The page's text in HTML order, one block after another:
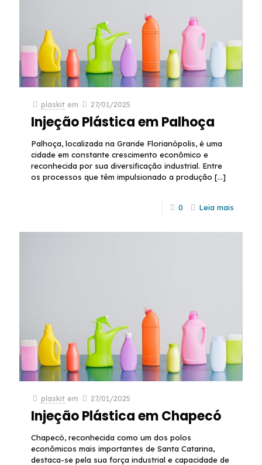
plaskit em 27/01/2025
Injeção Plástica em Palhoça
Palhoça, localizada na Grande Florianópolis, é uma
cidade em constante crescimento econômico e
reconhecida por sua diversificação industrial. Entre
os processos que têm impulsionado a produção […]
0 Leia mais
plaskit em 27/01/2025
Injeção Plástica em Chapecó
Chapecó, reconhecida como um dos polos
econômicos mais importantes de Santa Catarina,
destaca-se pela sua força industrial e capacidade de